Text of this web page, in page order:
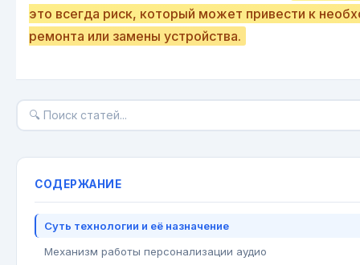
это всегда риск, который может привести к
ремонта или замены устройства.
СОДЕРЖАНИЕ
Суть технологии и её назначение
Механизм работы персонализации аудио